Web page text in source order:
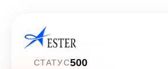
СТАТУС500